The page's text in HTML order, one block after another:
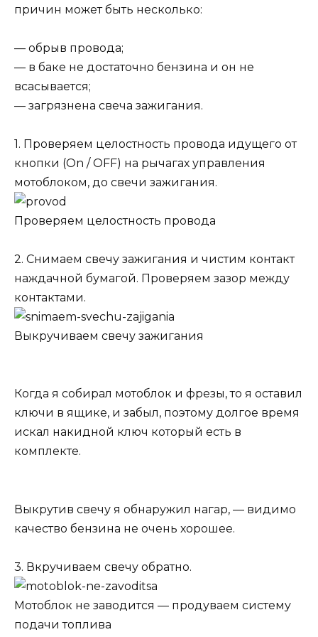
причин может быть несколько:
— обрыв провода;
— в баке не достаточно бензина и он не
всасывается;
— загрязнена свеча зажигания.
1. Проверяем целостность провода идущего от
кнопки (On / OFF) на рычагах управления
мотоблоком, до свечи зажигания.
Проверяем целостность провода
2. Снимаем свечу зажигания и чистим контакт
наждачной бумагой. Проверяем зазор между
контактами.
Выкручиваем свечу зажигания
Когда я собирал мотоблок и фрезы, то я оставил
ключи в ящике, и забыл, поэтому долгое время
искал накидной ключ который есть в
комплекте.
Выкрутив свечу я обнаружил нагар, — видимо
качество бензина не очень хорошее.
3. Вкручиваем свечу обратно.
Мотоблок не заводится — продуваем систему
подачи топлива